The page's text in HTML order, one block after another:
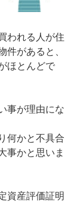
われる人が住
件があると、
ほとんどで
事が理由にな
何かと不具合
事かと思いま
資産評価証明